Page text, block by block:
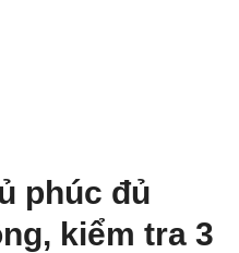
phúc đủ
kiểm tra 3